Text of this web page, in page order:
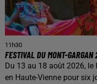
11h30
FESTIVAL DU MONT-
Du 13 au 18 août 2026,
en Haute-Vienne pour six